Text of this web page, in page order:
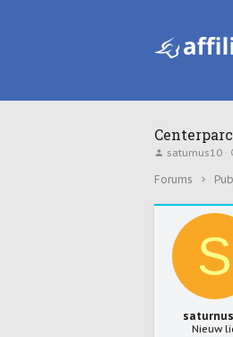
T
p
c
saturnus10
Forums
S
Nieuw